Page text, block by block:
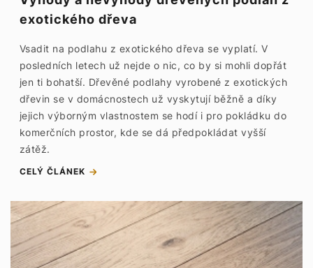
exotického dřeva
Vsadit na podlahu z exotického dřeva se vyplatí. V
posledních letech už nejde o nic, co by si mohli dopřát
jen ti bohatší. Dřevěné podlahy vyrobené z exotických
dřevin se v domácnostech už vyskytují běžně a díky
jejich výborným vlastnostem se hodí i pro pokládku do
komerčních prostor, kde se dá předpokládat vyšší
zátěž.
CELÝ ČLÁNEK